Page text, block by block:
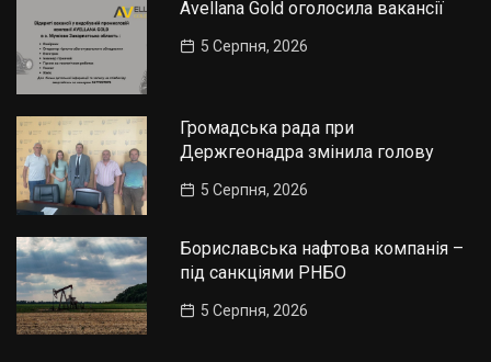
Avellana Gold оголосила вакансії
5 Серпня, 2026
Громадська рада при
Держгеонадра змінила голову
5 Серпня, 2026
Бориславська нафтова компанія –
під санкціями РНБО
5 Серпня, 2026